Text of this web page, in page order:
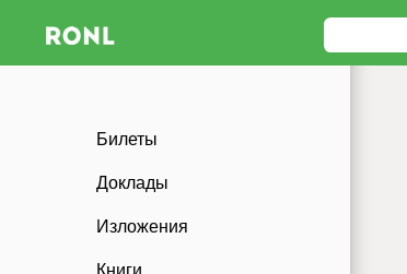
Билеты
Доклады
Изложения
Книги